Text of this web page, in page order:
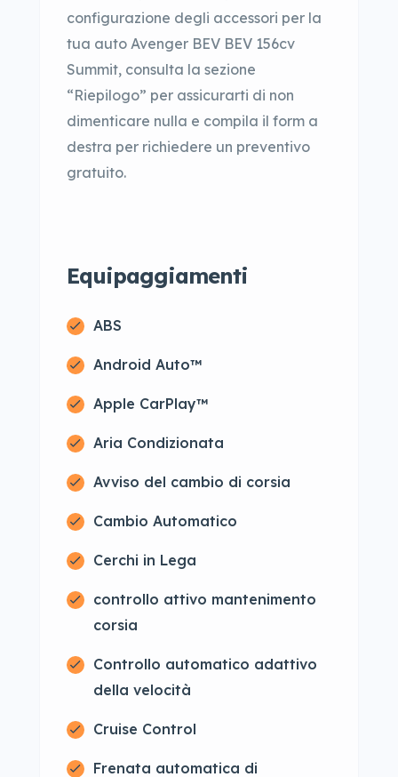
configurazione degli accessori per la
tua auto Avenger BEV BEV 156cv
Summit, consulta la sezione
“Riepilogo” per assicurarti di non
dimenticare nulla e compila il form a
destra per richiedere un preventivo
gratuito.
Equipaggiamenti
ABS
Android Auto™
Apple CarPlay™
Aria Condizionata
Avviso del cambio di corsia
Cambio Automatico
Cerchi in Lega
controllo attivo mantenimento
corsia
Controllo automatico adattivo
della velocità
Cruise Control
Frenata automatica di